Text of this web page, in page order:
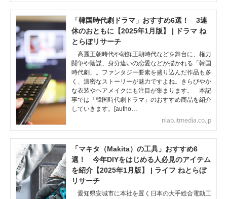
「韓国時代劇ドラマ」おすすめ6選！ 3連
休のおともに【2025年1月版】 | ドラマ ね
とらぼリサーチ
高麗王朝時代や朝鮮王朝時代などを舞台に、権力
闘争や陰謀、身分違いの恋愛などが描かれる「韓国
時代劇」。ファンタジー要素を盛り込んだ作品も多
く、濃密なストーリーが魅力ですよね。きらびやか
な衣装やヘアメイクにも注目が集まります。 本記
事では「韓国時代劇ドラマ」のおすすめ商品を紹介
していきます。[autho…
nlab.itmedia.co.jp
「マキタ（Makita）の工具」おすすめ6
選！ 今年DIYをはじめる人必見のアイテム
を紹介【2025年1月版】 | ライフ ねとらぼ
リサーチ
愛知県安城市に本社を置く日本の大手総合電動工